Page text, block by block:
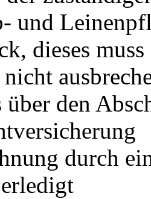
und
dieses
über den
durch